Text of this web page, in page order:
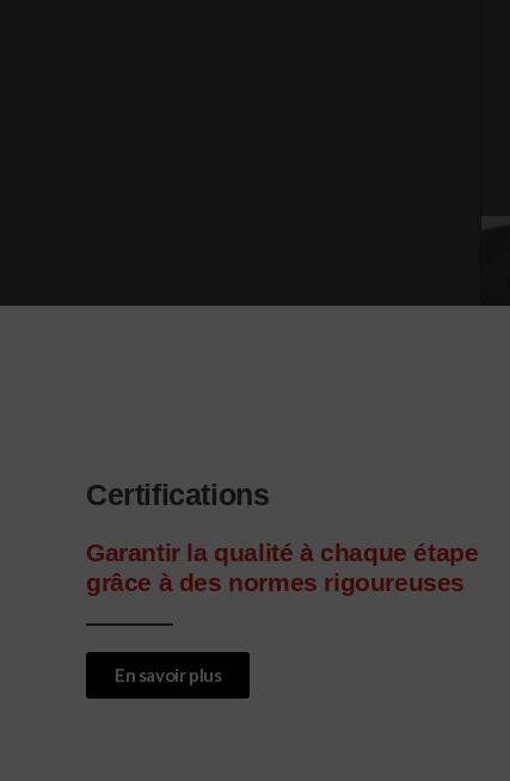
Certifications
Garantir la qualité à chaque étape
grâce à des normes rigoureuses
En savoir plus